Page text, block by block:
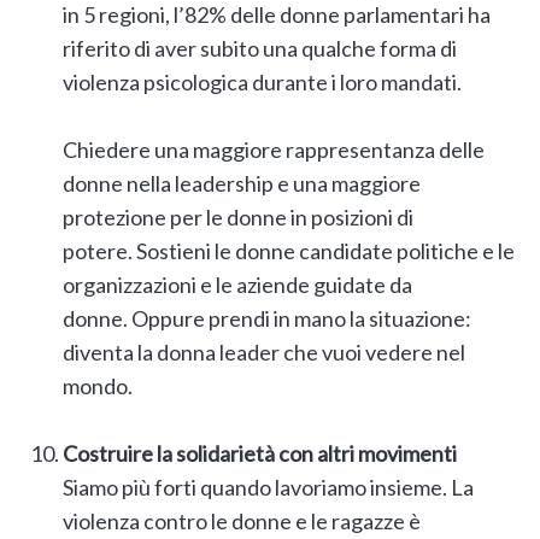
in 5 regioni, l’82% delle donne parlamentari ha
riferito di aver subito una qualche forma di
violenza psicologica durante i loro mandati.
Chiedere una maggiore rappresentanza delle
donne nella leadership e una maggiore
protezione per le donne in posizioni di
potere. Sostieni le donne candidate politiche e le
organizzazioni e le aziende guidate da
donne. Oppure prendi in mano la situazione:
diventa la donna leader che vuoi vedere nel
mondo.
Costruire la solidarietà con altri movimenti
Siamo più forti quando lavoriamo insieme. La
violenza contro le donne e le ragazze è